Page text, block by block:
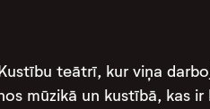
teātrī, kur viņa
mūzikā un kustībā, kas ir